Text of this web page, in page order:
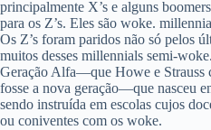
principalmente X’s e alguns
para os Z’s. Eles são woke.
Os Z’s foram paridos não só pelos
muitos desses millennials semi-
Geração Alfa—que Howe e Strauss
fosse a nova geração—que nasceu
sendo instruída em escolas cujos
ou coniventes com os woke.